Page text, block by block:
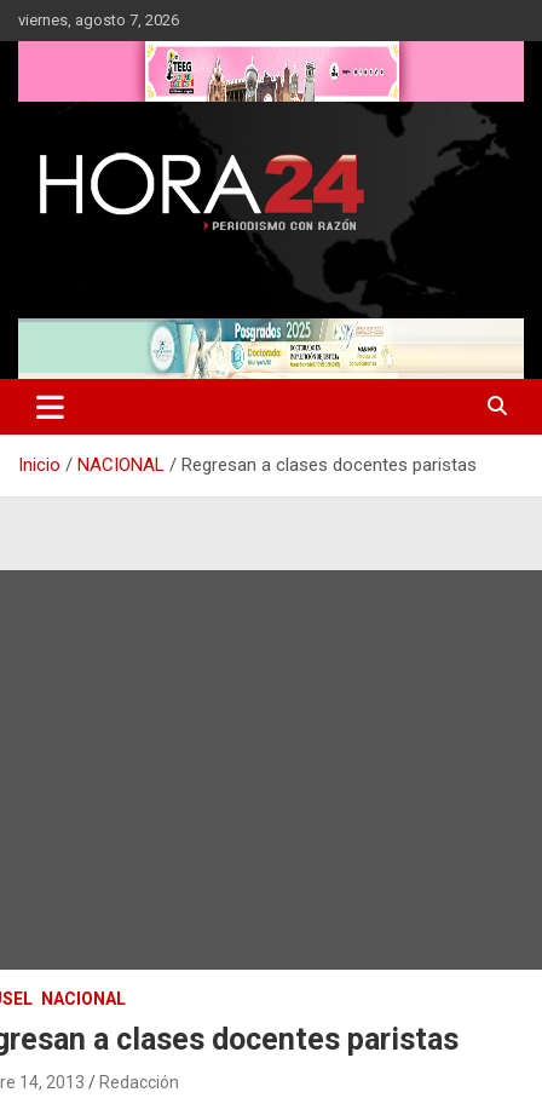
Saltar
al
viernes, agosto 7, 2026
Inicio NACIONAL Regresan a clases docentes paristas
NACIONAL
a clases docentes paristas
14, 2013 Redacción